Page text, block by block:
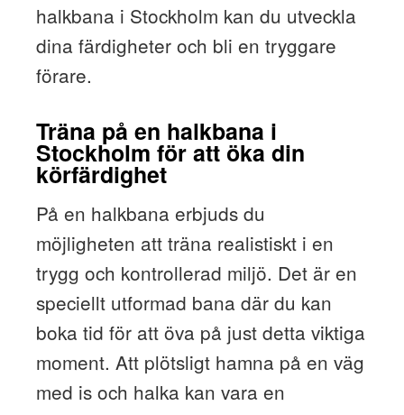
halkbana i Stockholm kan du utveckla
dina färdigheter och bli en tryggare
förare.
Träna på en halkbana i
Stockholm för att öka din
körfärdighet
På en halkbana erbjuds du
möjligheten att träna realistiskt i en
trygg och kontrollerad miljö. Det är en
speciellt utformad bana där du kan
boka tid för att öva på just detta viktiga
moment. Att plötsligt hamna på en väg
med is och halka kan vara en